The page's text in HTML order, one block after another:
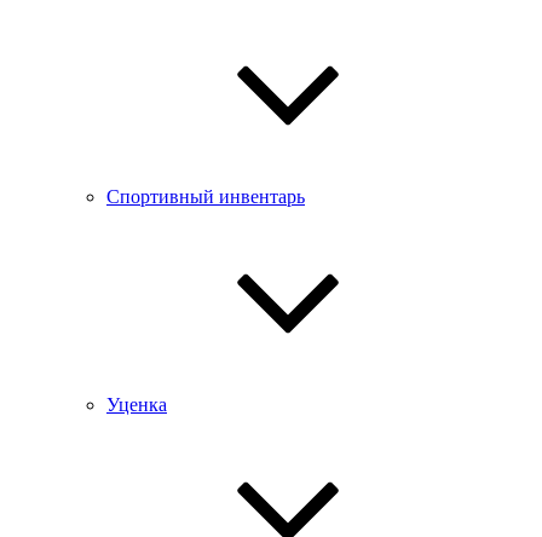
Спортивный инвентарь
Уценка